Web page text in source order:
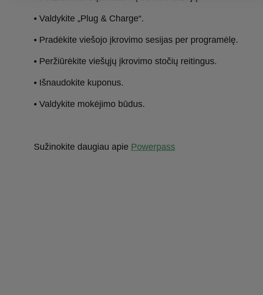
• Valdykite „Plug & Charge“.
• Pradėkite viešojo įkrovimo sesijas per programėlę.
• Peržiūrėkite viešųjų įkrovimo stočių reitingus.
• Išnaudokite kuponus.
• Valdykite mokėjimo būdus.
Sužinokite daugiau apie Powerpass